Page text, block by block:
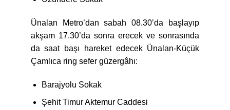
Ünalan Metro’dan sabah 08.30’da başlayıp
akşam 17.30’da sonra erecek ve sonrasında
da saat başı hareket edecek Ünalan-Küçük
Çamlıca ring sefer güzergâhı:
Barajyolu Sokak
Şehit Timur Aktemur Caddesi